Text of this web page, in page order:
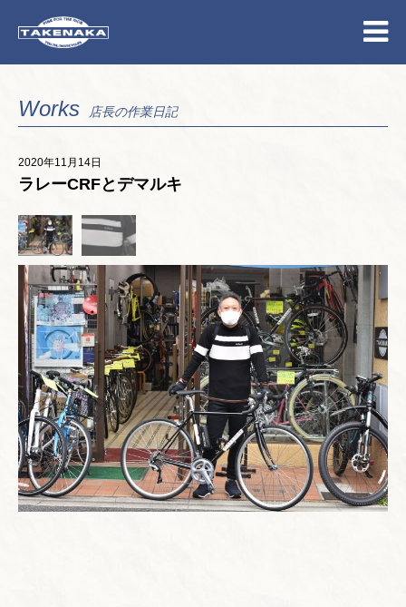
Works 店長の作業日記
2020年11月14日
ラレーCRFとデマルキ